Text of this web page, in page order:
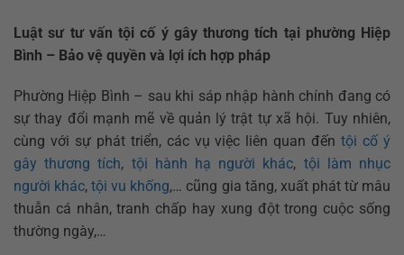
Luật sư tư vấn tội cố ý gây thương tích tại phường Hiệp
Bình – Bảo vệ quyền và lợi ích hợp pháp
Phường Hiệp Bình – sau khi sáp nhập hành chính đang có
sự thay đổi mạnh mẽ về quản lý trật tự xã hội. Tuy nhiên,
cùng với sự phát triển, các vụ việc liên quan đếntội cố ý
gây thương tích, tội hành hạ người khác, tội làm nhục
người khác,tội vu khống,… cũng gia tăng, xuất phát từ mâu
thuẫn cá nhân, tranh chấp hay xung đột trong cuộc sống
thường ngày,…